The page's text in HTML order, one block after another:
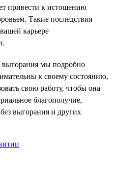
привести к истощению
Такие последствия
карьере
мы подробно
к своему состоянию,
свою работу, чтобы она
благополучие,
выгорания и других